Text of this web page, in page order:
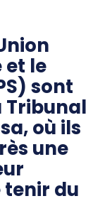
et le
sont
Tribunal
où ils
une
tenir du